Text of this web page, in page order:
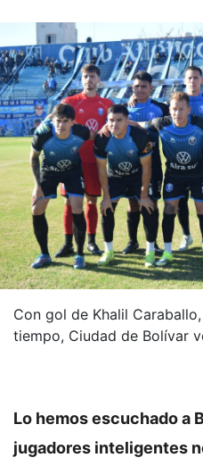
Con gol de Khalil
tiempo, Ciudad de Bolívar
Lo hemos escuchado a
jugadores inteligentes